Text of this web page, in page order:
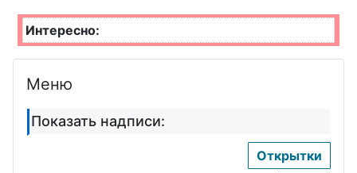
Интересно:
Меню
Показать надписи:
Открытки